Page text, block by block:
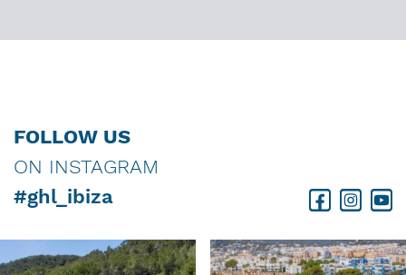
FOLLOW US
ON INSTAGRAM
#ghl_ibiza